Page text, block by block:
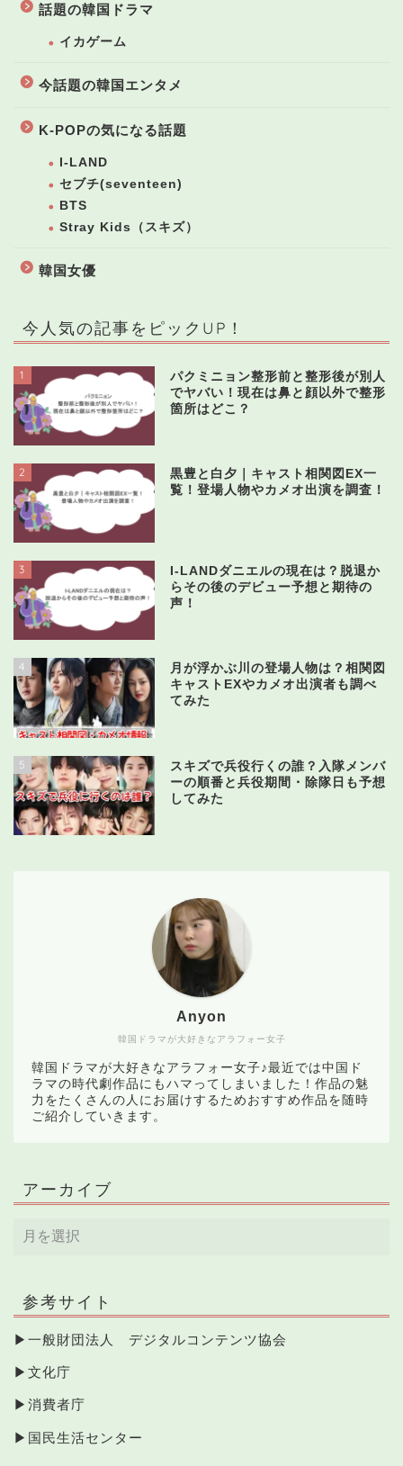
話題の韓国ドラマ
イカゲーム
今話題の韓国エンタメ
K-POPの気になる話題
I-LAND
セブチ(seventeen)
BTS
Stray Kids（スキズ）
韓国女優
今人気の記事をピックUP！
1
パクミニョン整形前と整形後が別人
でヤバい！現在は鼻と顔以外で整形
箇所はどこ？
2
黒豊と白夕｜キャスト相関図EX一
覧！登場人物やカメオ出演を調査！
3
I-LANDダニエルの現在は？脱退か
らその後のデビュー予想と期待の
声！
4
月が浮かぶ川の登場人物は？相関図
キャストEXやカメオ出演者も調べ
てみた
5
スキズで兵役行くの誰？入隊メンバ
ーの順番と兵役期間・除隊日も予想
してみた
韓国ドラマが大好きなアラフォー女子
Anyon
韓国ドラマが大好きなアラフォー女子♪最近では中国ド
ラマの時代劇作品にもハマってしまいました！作品の魅
力をたくさんの人にお届けするためおすすめ作品を随時
ご紹介していきます。
アーカイブ
参考サイト
▶ 一般財団法人 デジタルコンテンツ協会
▶ 文化庁
▶ 消費者庁
▶ 国民生活センター